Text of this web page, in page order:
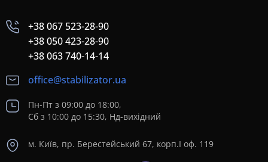
+38 067 523-28-90
+38 050 423-28-90
+38 063 740-14-14
office@stabilizator.ua
Пн-Пт з 09:00 до 18:00,
Сб з 10:00 до 15:30, Нд-вихідний
м. Київ, пр. Берестейський 67, корп.I оф. 119